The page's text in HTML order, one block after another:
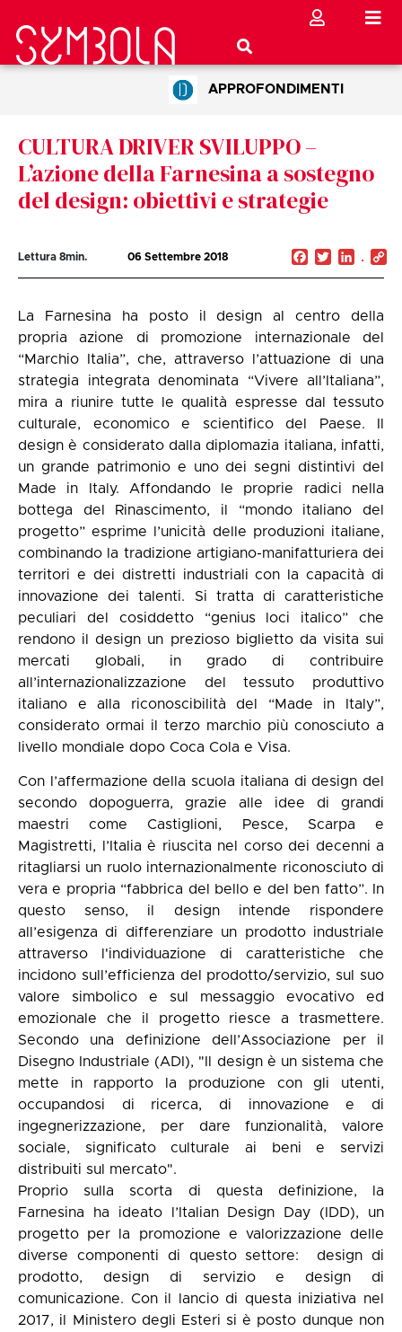
APPROFONDIMENTI
CULTURA DRIVER SVILUPPO –
L’azione della Farnesina a sostegno
del design: obiettivi e strategie
Lettura 8min. 06 Settembre 2018 Facebook
Twitter
La Farnesina ha posto il design al centro della
propria azione di promozione internazionale del
“Marchio Italia”, che, attraverso l’attuazione di una
strategia integrata denominata “Vivere all’Italiana”,
mira a riunire tutte le qualità espresse dal tessuto
culturale, economico e scientifico del Paese. Il
design è considerato dalla diplomazia italiana, infatti,
un grande patrimonio e uno dei segni distintivi del
Made in Italy. Affondando le proprie radici nella
bottega del Rinascimento, il “mondo italiano del
progetto” esprime l’unicità delle produzioni italiane,
combinando la tradizione artigiano-manifatturiera dei
territori e dei distretti industriali con la capacità di
innovazione dei talenti. Si tratta di caratteristiche
peculiari del cosiddetto “genius loci italico” che
rendono il design un prezioso biglietto da visita sui
mercati globali, in grado di contribuire
all’internazionalizzazione del tessuto produttivo
italiano e alla riconoscibilità del “Made in Italy”,
considerato ormai il terzo marchio più conosciuto a
livello mondiale dopo Coca Cola e Visa.
Con l’affermazione della scuola italiana di design del
secondo dopoguerra, grazie alle idee di grandi
maestri come Castiglioni, Pesce, Scarpa e
Magistretti, l’Italia è riuscita nel corso dei decenni a
ritagliarsi un ruolo internazionalmente riconosciuto di
vera e propria “fabbrica del bello e del ben fatto”. In
questo senso, il design intende rispondere
all’esigenza di differenziare un prodotto industriale
attraverso l'individuazione di caratteristiche che
incidono sull’efficienza del prodotto/servizio, sul suo
valore simbolico e sul messaggio evocativo ed
emozionale che il progetto riesce a trasmettere.
Secondo una definizione dell’Associazione per il
Disegno Industriale (ADI), "Il design è un sistema che
mette in rapporto la produzione con gli utenti,
occupandosi di ricerca, di innovazione e di
ingegnerizzazione, per dare funzionalità, valore
sociale, significato culturale ai beni e servizi
distribuiti sul mercato".
Proprio sulla scorta di questa definizione, la
Farnesina ha ideato l’Italian Design Day (IDD), un
progetto per la promozione e valorizzazione delle
diverse componenti di questo settore:
design di
prodotto, design di servizio e design di
comunicazione. Con il lancio di questa iniziativa nel
2017, il Ministero degli Esteri si è posto dunque non